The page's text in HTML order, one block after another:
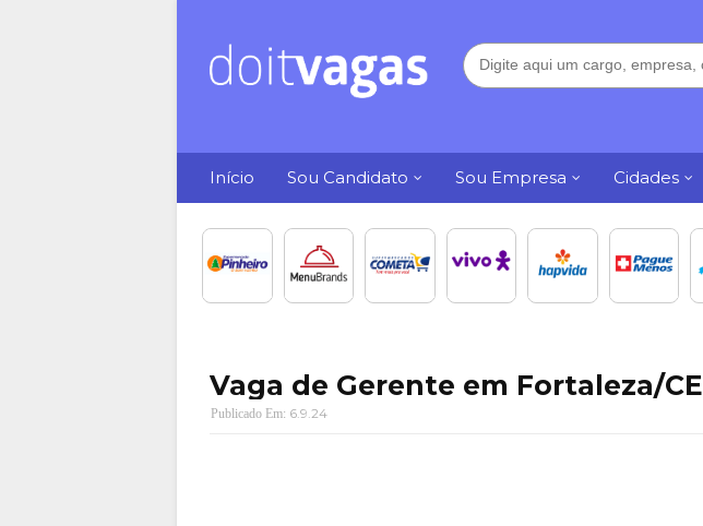
Início Sou Candidato Sou Empresa Cidades
Vaga de Gerente em Fortaleza/CE
6.9.24